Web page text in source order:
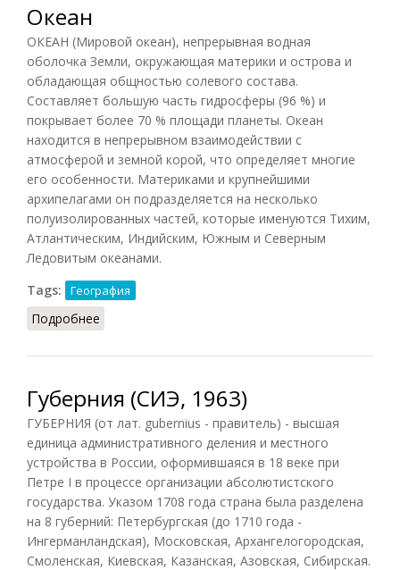
Океан
ОКЕАН (Мировой океан), непрерывная водная
оболочка Земли, окружающая материки и острова и
обладающая общностью солевого состава.
Составляет большую часть гидросферы (96 %) и
покрывает более 70 % площади планеты. Океан
находится в непрерывном взаимодействии с
атмосферой и земной корой, что определяет многие
его особенности. Материками и крупнейшими
архипелагами он подразделяется на несколько
полуизолированных частей, которые именуются Тихим,
Атлантическим, Индийским, Южным и Северным
Ледовитым океанами.
Tags:
География
Подробнее
Губерния (СИЭ, 1963)
ГУБЕРНИЯ (от лат. gubernius - правитель) - высшая
единица административного деления и местного
устройства в России, оформившаяся в 18 веке при
Петре I в процессе организации абсолютистского
государства. Указом 1708 года страна была разделена
на 8 губерний: Петербургская (до 1710 года -
Ингерманландская), Московская, Архангелогородская,
Смоленская, Киевская, Казанская, Азовская, Сибирская.